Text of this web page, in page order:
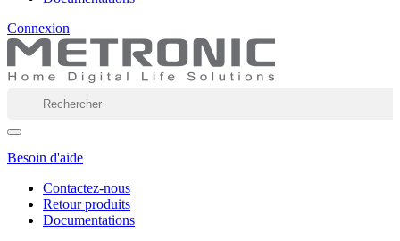
Connexion
Besoin d'aide
Contactez-nous
Retour produits
Documentations